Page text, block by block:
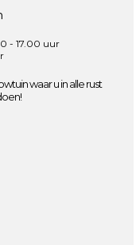
- 17.00 uur
waar u in alle rust